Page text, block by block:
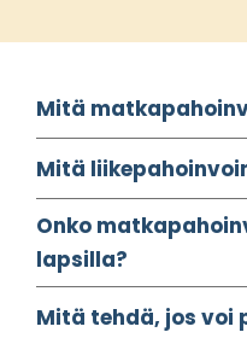
Mitä
Mitä
Onko
lapsilla?
Mitä tehdä, jos voi